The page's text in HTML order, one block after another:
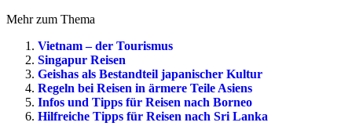
Mehr zum Thema
Vietnam – der Tourismus
Singapur Reisen
Geishas als Bestandteil japanischer Kultur
Regeln bei Reisen in ärmere Teile Asiens
Infos und Tipps für Reisen nach Borneo
Hilfreiche Tipps für Reisen nach Sri Lanka